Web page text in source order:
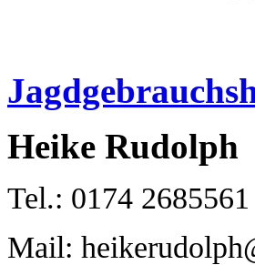
Heike Rudolph
Tel.: 0174 2685561
Mail: